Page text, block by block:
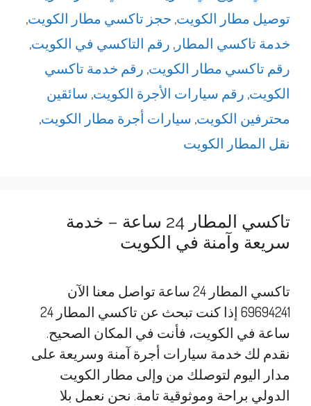
توصيل مطار الكويت, حجز تاكسي مطار الكويت,
خدمة تاكسي المطار , رقم التاكسي في الكويت,
رقم تاكسي مطار الكويت, رقم خدمة تاكسي
الكويت, رقم سيارات الأجرة الكويت, سائقين
محترفين الكويت, سيارات أجرة مطار الكويت,
نقل المطار الكويت
تاكسي المطار 24 ساعة – خدمة
سريعة وآمنة في الكويت
تاكسي المطار 24 ساعة تواصل معنا الآن
69694241 إذا كنت تبحث عن تاكسي المطار 24
ساعة في الكويت، فأنت في المكان الصحيح.
نقدم لك خدمة سيارات أجرة آمنة وسريعة على
مدار اليوم لتوصلك من وإلى مطار الكويت
الدولي براحة وموثوقية تامة. نحن نعمل بلا